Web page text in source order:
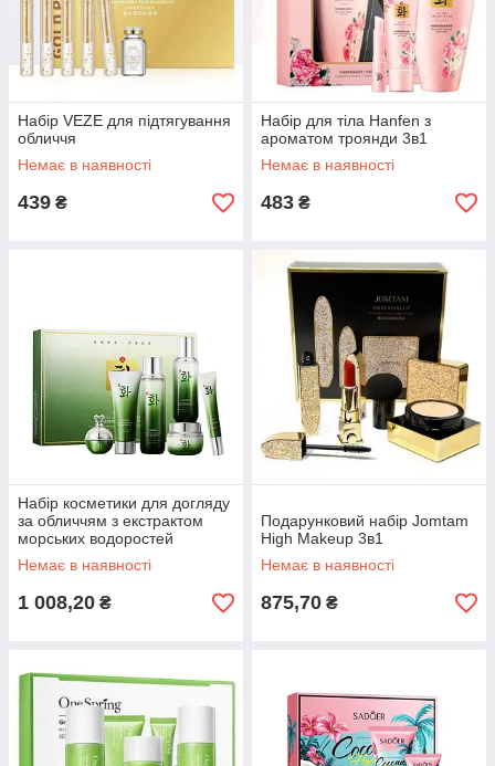
Набір VEZE для підтягування
обличчя
Немає в наявності
439 ₴
Набір для тіла Нanfen з
ароматом троянди 3в1
Немає в наявності
483 ₴
Набір косметики для догляду
за обличчям з екстрактом
морських водоростей
HANFEN
Немає в наявності
1 008,20 ₴
Подарунковий набір Jomtam
Нigh Makeup 3в1
Немає в наявності
875,70 ₴